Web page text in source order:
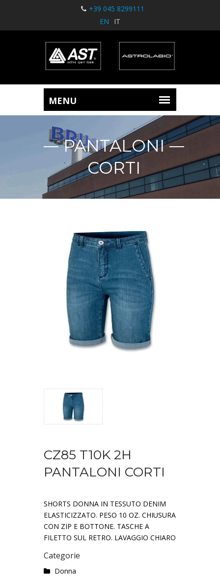
+39 045 8299111
EN
IT
PANTALONI
CORTI
CZ85 T10K 2H
PANTALONI CORTI
SHORTS DONNA IN TESSUTO DENIM
ELASTICIZZATO. PESO 10 OZ. CHIUSURA
CON ZIP E BOTTONE. TASCHE A
FILETTO SUL RETRO. LAVAGGIO CHIARO
Categorie
Donna